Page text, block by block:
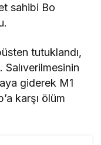
sahibi Bo
tutuklandı,
Salıverilmesinin
giderek M1
karşı ölüm